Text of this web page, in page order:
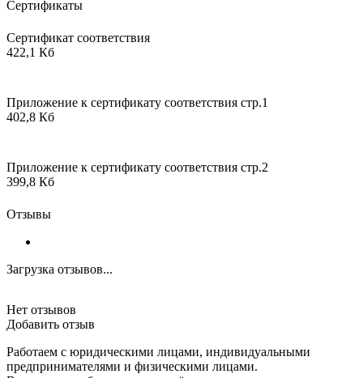
Сертификаты
Сертификат соответствия
422,1 Кб
Приложение к сертификату соответствия стр.1
402,8 Кб
Приложение к сертификату соответствия стр.2
399,8 Кб
Отзывы
Загрузка отзывов...
Нет отзывов
Добавить отзыв
Работаем с юридическими лицами, индивидуальными
предпринимателями и физическими лицами.